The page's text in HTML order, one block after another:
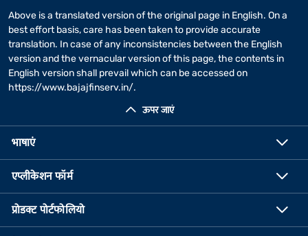
ऊपर जाएं
Above is a translated version of the original page in English. On a
best effort basis, care has been taken to provide accurate
translation. In case of any inconsistencies between the English
version and the vernacular version of this page, the contents in
English version shall prevail which can be accessed on
https://www.bajajfinserv.in/.
भाषाएं
एप्लीकेशन फॉर्म
प्रोडक्ट पोर्टफोलियो